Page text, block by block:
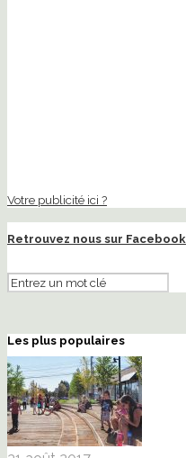
Votre publicité ici ?
Retrouvez nous sur Facebook
Les plus populaires